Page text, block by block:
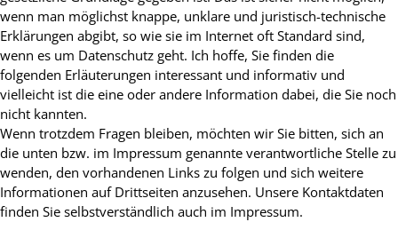
wenn man möglichst knappe, unklare und juristisch-technische
Erklärungen abgibt, so wie sie im Internet oft Standard sind,
wenn es um Datenschutz geht. Ich hoffe, Sie finden die
folgenden Erläuterungen interessant und informativ und
vielleicht ist die eine oder andere Information dabei, die Sie noch
nicht kannten.
Wenn trotzdem Fragen bleiben, möchten wir Sie bitten, sich an
die unten bzw. im Impressum genannte verantwortliche Stelle zu
wenden, den vorhandenen Links zu folgen und sich weitere
Informationen auf Drittseiten anzusehen. Unsere Kontaktdaten
finden Sie selbstverständlich auch im Impressum.